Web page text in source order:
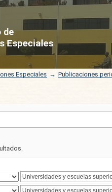
de
Especiales
Especiales → Publicaciones